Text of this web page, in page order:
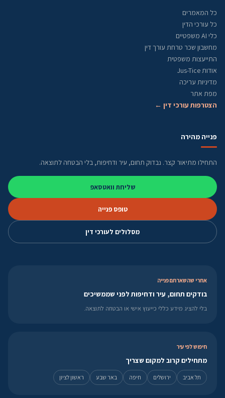
כל המאמרים
כל עורכי הדין
כלי AI משפטיים
מחשבון שכר טרחת עורך דין
התייעצות משפטית
אודות Jus-Tice
מדיניות עריכה
מפת אתר
הצטרפות עורכי דין ←
פנייה מהירה
התחילו מתיאור קצר. נבדוק תחום, עיר ודחיפות, בלי הבטחה לתוצאה.
שליחת וואטסאפ
טופס פנייה
מסלולים לעורכי דין
אחרי שהשארתם פנייה
בודקים תחום, עיר ודחיפות לפני שממשיכים
בלי להציג מידע כללי כייעוץ אישי או הבטחה לתוצאה.
חיפוש לפי עיר
מתחילים קרוב למקום שצריך
תל אביב ירושלים חיפה באר שבע ראשון לציון